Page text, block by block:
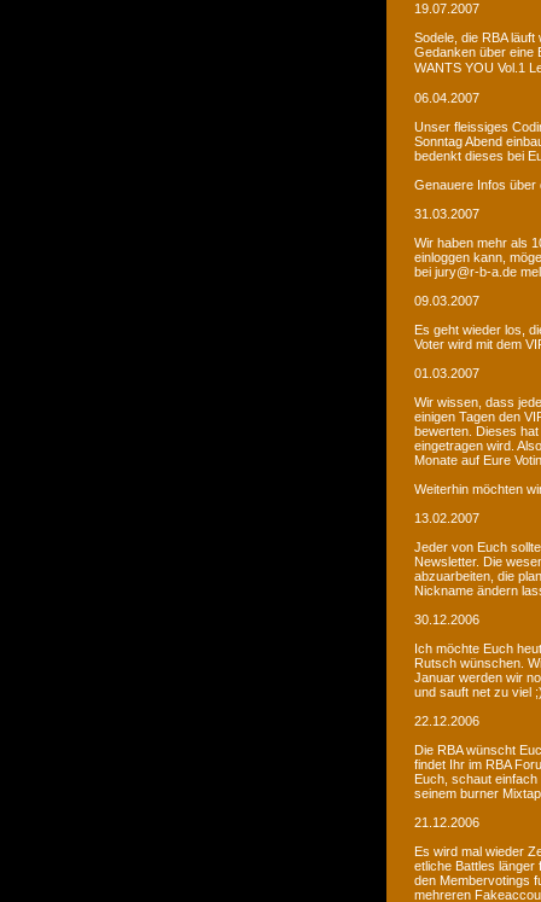
19.07.2007
Sodele, die RBA
Gedanken über eine
WANTS YOU Vol.1
06.04.2007
Unser fleissiges
Sonntag Abend
bedenkt dieses bei
Genauere Infos über
31.03.2007
Wir haben mehr als
einloggen kann,
bei jury@r-b-a.de
09.03.2007
Es geht wieder los,
Voter wird mit dem
01.03.2007
Wir wissen, dass
einigen Tagen den
bewerten. Dieses
eingetragen wird.
Monate auf Eure
Weiterhin möchten
13.02.2007
Jeder von Euch
Newsletter. Die
abzuarbeiten, die
Nickname ändern
30.12.2006
Ich möchte Euch
Rutsch wünschen.
Januar werden wir
und sauft net zu viel
22.12.2006
Die RBA wünscht
findet Ihr im RBA
Euch, schaut einfach
seinem burner
21.12.2006
Es wird mal wieder
etliche Battles länger
den Membervotings
mehreren